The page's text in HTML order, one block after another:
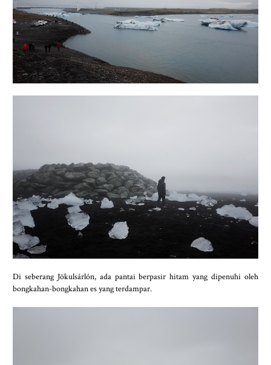
Di seberang Jökulsárlón, ada pantai berpasir hitam yang dipenuhi oleh
bongkahan-bongkahan es yang terdampar.